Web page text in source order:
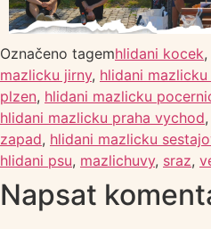
Označeno tagemhlidani kocek,
mazlicku jirny, hlidani
plzen, hlidani mazlicku
hlidani mazlicku praha vychod,
zapad, hlidani mazlicku
hlidani psu, mazlichuvy, sraz,
Napsat